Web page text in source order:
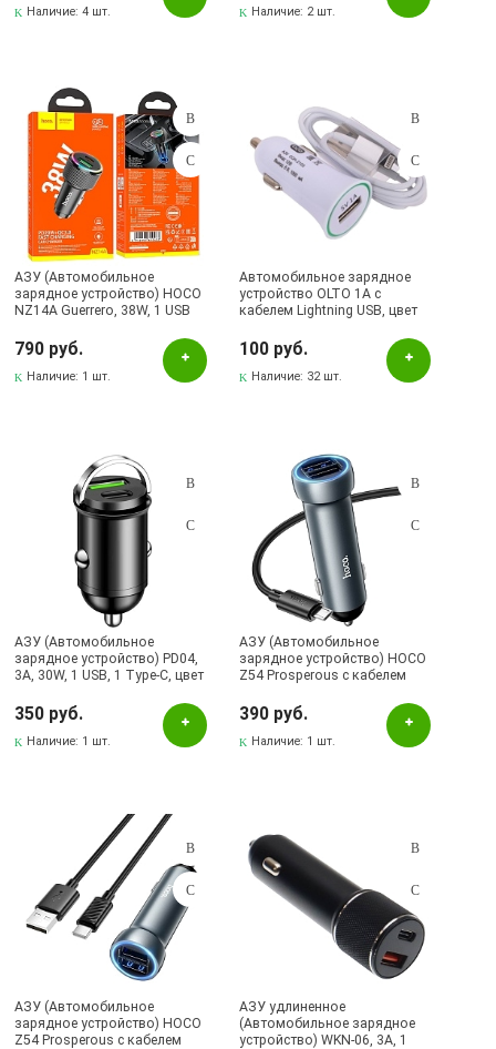
18W, LED дисплей, цвет
Наличие:4 шт. Наличие: 2 шт.
АЗУ (Автомобильное
зарядное устройство) HOCO
NZ14A Guerrero, 38W, 1 USB
QC3.0, Led подсветка, цвет
черный
790 руб.
Наличие: 1 шт.
Автомобильное зарядное
устройство OLTO 1A с
кабелем Lightning USB, цвет
цена
100 руб.
Наличие: 32 шт.
АЗУ (Автомобильное
зарядное устройство) PD04,
3A, 30W, 1 USB, 1 Type-C, цвет
350 руб.
Наличие: 1 шт.
АЗУ (Автомобильное
зарядное устройство) HOCO
Z54 Prosperous с кабелем
длина 1 метр, цвет темно
серебристый
390 руб.
Наличие: 1 шт.
АЗУ (Автомобильное
зарядное устройство) HOCO
Z54 Prosperous с кабелем
АЗУ удлиненное
(Автомобильное зарядное
устройство) WKN-06, 3A, 1